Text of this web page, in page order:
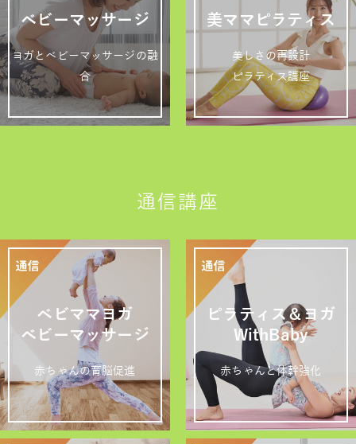
ベビーマッサージ
ヨガとベビーマッサージの融
合
美ママピラティス
美しさの再設計
ピラティス講座
通信講座
ベビママヨガ
ベビーマッサージ
赤ちゃんの育脳促進
ピラティス＆ヨガ
WithBaby
赤ちゃんと体幹強化